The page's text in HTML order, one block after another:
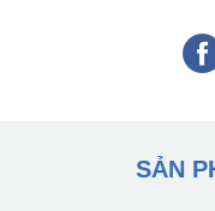
SẢN